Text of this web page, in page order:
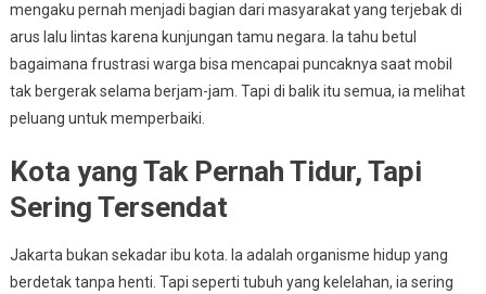
mengaku pernah menjadi bagian dari masyarakat yang terjebak di
arus lalu lintas karena kunjungan tamu negara. Ia tahu betul
bagaimana frustrasi warga bisa mencapai puncaknya saat mobil
tak bergerak selama berjam-jam. Tapi di balik itu semua, ia melihat
peluang untuk memperbaiki.
Kota yang Tak Pernah Tidur, Tapi
Sering Tersendat
Jakarta bukan sekadar ibu kota. Ia adalah organisme hidup yang
berdetak tanpa henti. Tapi seperti tubuh yang kelelahan, ia sering